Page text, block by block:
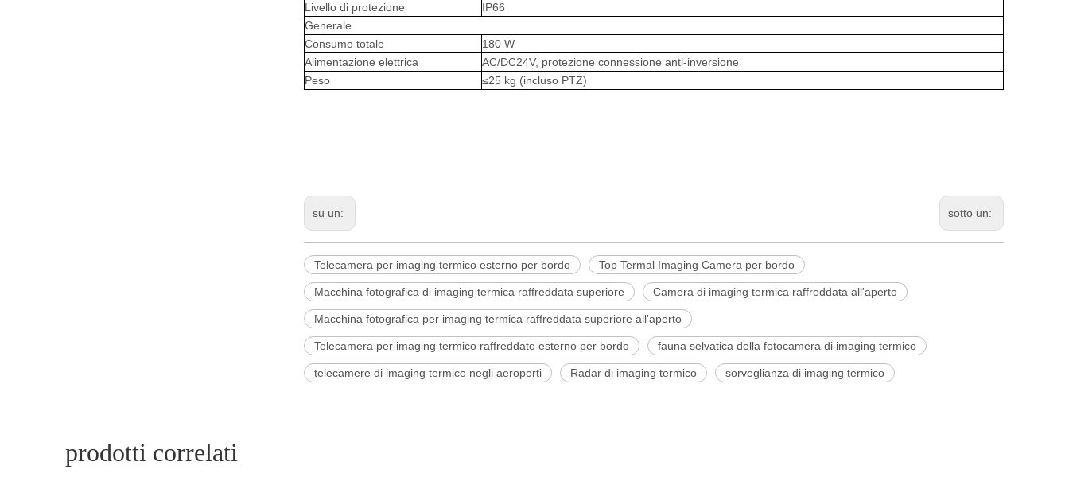
Livello di protezione
IP66
Generale
Consumo totale
180 W
Alimentazione elettrica
AC/DC24V, protezione connessione anti-inversione
Peso
≤25 kg (incluso PTZ)
su un: sotto un:
Telecamera per imaging termico esterno per bordo Top Termal Imaging Camera per bordo
Macchina fotografica di imaging termica raffreddata superiore Camera di imaging termica raffreddata all'aperto
Macchina fotografica per imaging termica raffreddata superiore all'aperto
Telecamera per imaging termico raffreddato esterno per bordo fauna selvatica della fotocamera di imaging termico
telecamere di imaging termico negli aeroporti Radar di imaging termico sorveglianza di imaging termico
prodotti correlati